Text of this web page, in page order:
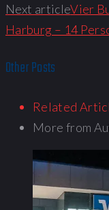
Next articleVier
Harburg – 14
Other Posts
Related
More from